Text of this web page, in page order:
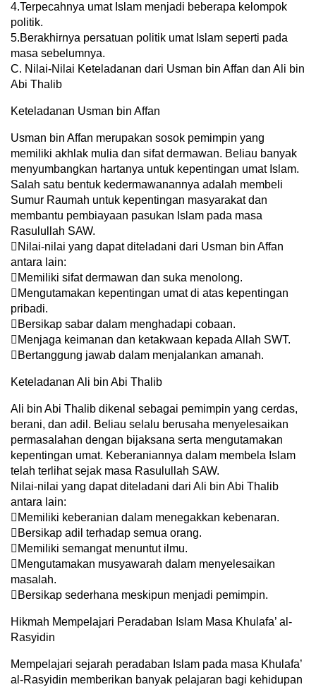
4.Terpecahnya umat Islam menjadi beberapa kelompok
politik.
5.Berakhirnya persatuan politik umat Islam seperti pada
masa sebelumnya.
C. Nilai-Nilai Keteladanan dari Usman bin Affan dan Ali bin
Abi Thalib
Keteladanan Usman bin Affan
Usman bin Affan merupakan sosok pemimpin yang
memiliki akhlak mulia dan sifat dermawan. Beliau banyak
menyumbangkan hartanya untuk kepentingan umat Islam.
Salah satu bentuk kedermawanannya adalah membeli
Sumur Raumah untuk kepentingan masyarakat dan
membantu pembiayaan pasukan Islam pada masa
Rasulullah SAW.
Nilai-nilai yang dapat diteladani dari Usman bin Affan
antara lain:
Memiliki sifat dermawan dan suka menolong.
Mengutamakan kepentingan umat di atas kepentingan
pribadi.
Bersikap sabar dalam menghadapi cobaan.
Menjaga keimanan dan ketakwaan kepada Allah SWT.
Bertanggung jawab dalam menjalankan amanah.
Keteladanan Ali bin Abi Thalib
Ali bin Abi Thalib dikenal sebagai pemimpin yang cerdas,
berani, dan adil. Beliau selalu berusaha menyelesaikan
permasalahan dengan bijaksana serta mengutamakan
kepentingan umat. Keberaniannya dalam membela Islam
telah terlihat sejak masa Rasulullah SAW.
Nilai-nilai yang dapat diteladani dari Ali bin Abi Thalib
antara lain:
Memiliki keberanian dalam menegakkan kebenaran.
Bersikap adil terhadap semua orang.
Memiliki semangat menuntut ilmu.
Mengutamakan musyawarah dalam menyelesaikan
masalah.
Bersikap sederhana meskipun menjadi pemimpin.
Hikmah Mempelajari Peradaban Islam Masa Khulafa’ al-
Rasyidin
Mempelajari sejarah peradaban Islam pada masa Khulafa’
al-Rasyidin memberikan banyak pelajaran bagi kehidupan